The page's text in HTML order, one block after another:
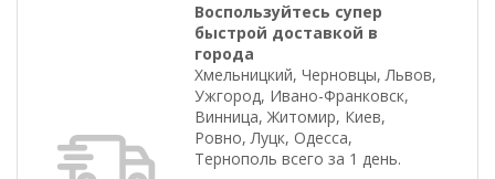
Воспользуйтесь супер
быстрой доставкой в
города
Хмельницкий, Черновцы, Львов,
Ужгород, Ивано-Франковск,
Винница, Житомир, Киев,
Ровно, Луцк, Одесса,
Тернополь всего за 1 день.